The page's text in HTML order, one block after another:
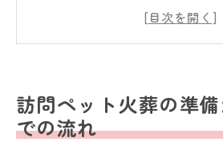
訪問ペット火葬の流れを
心温まるお別れのための準
ペット火葬の計画を立てる際
訪問ペット火葬の準
での流れ